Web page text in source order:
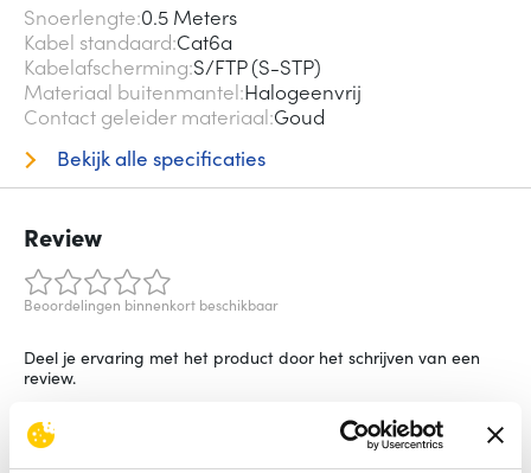
Snoerlengte 0.5 Meters
Kabel standaard Cat6a
Kabelafscherming S/FTP (S-STP)
Materiaal buitenmantel Halogeenvrij
Contact geleider materiaal Goud
Bekijk alle specificaties
Review
Beoordelingen binnenkort beschikbaar
Deel je ervaring met het product door het schrijven van een
review.
Schrijf een review